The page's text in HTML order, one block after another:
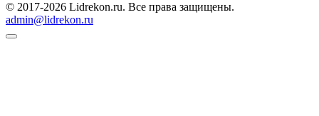
© 2017-2026 Lidrekon.ru. Все права защищены.
admin@lidrekon.ru